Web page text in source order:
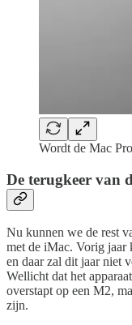
Wordt de Mac
De terugkeer van
Nu kunnen we de rest
met de iMac. Vorig jaar
en daar zal dit jaar niet
Wellicht dat het
overstapt op een M2,
zijn.